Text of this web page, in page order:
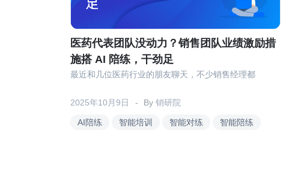
AI陪练 智能培训 智能对练 智能陪练
医药代表团队没动力？销售团队业绩激励措
施搭 AI 陪练，干劲足
2025年10月9日 By 销研院
最近和几位医药行业的朋友聊天，不少销售经理都